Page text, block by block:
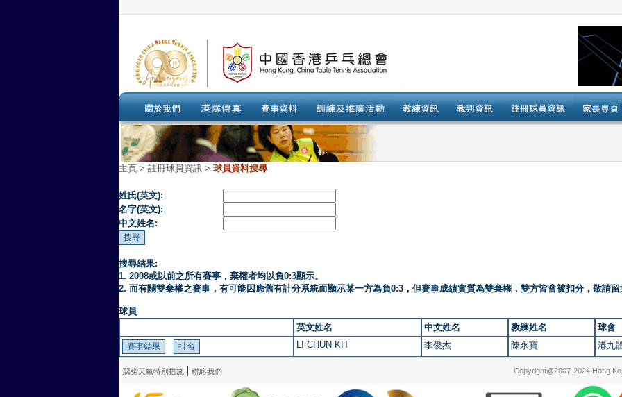
主頁 > 註冊球員資訊 > 球員資料搜尋
姓氏(英文):
名字(英文):
中文姓名:
搜尋結果:
1. 2008或以前之所有賽事，棄權者均以負0:3顯示。
2. 而有關雙棄權之賽事，有可能因應舊有計分系統而顯示某一方為負0:3，但賽事成績實質為雙棄權，雙方皆會被扣分，敬請留
球員
英文姓名
中文姓名 教練姓名
球會
LI CHUN KIT
李俊杰 陳永寶 港九